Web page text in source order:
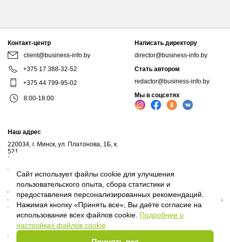
Сайт использует файлы cookie для улучшения
пользовательского опыта, сбора статистики и
предоставления персонализированных рекомендаций.
Нажимая кнопку «Принять все», Вы даёте согласие на
использование всех файлов cookie. Подробнее о
настройках файлов cookie
© 2017-2026, ООО "Профессиональные правовые системы", входит в
структуру компаний Владимира Гревцова. Воспроизведение материалов
сайта без письменного согласия владельца запрещено.
Контакт-центр
client@business-info.by
+375 17 388-32-52
+375 44 799-95-02
8:00-18:00
Написать директору
director@business-info.by
Стать автором
redactor@business-info.by
Мы в соцсетях
Наш адрес
220034, г. Минск, ул. Платонова, 1Б, к.
521
Почтовый адрес: а/я 102, 220034, г.Минск
Личный кабинет